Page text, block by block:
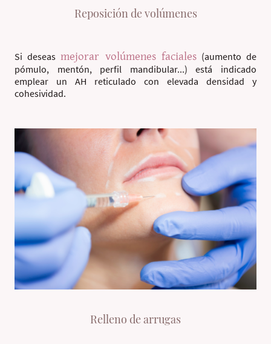
Reposición de volúmenes
Si deseasmejorar volúmenes faciales (aumento de
pómulo, mentón, perfil mandibular...) está indicado
emplear un AH reticulado con elevada densidad y
cohesividad.
Relleno de arrugas